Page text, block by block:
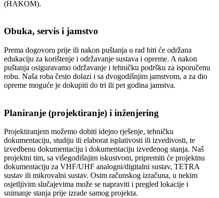
(HAKOM).
Obuka, servis i jamstvo
Prema dogovoru prije ili nakon puštanja u rad biti će održana
edukaciju za korištenje i održavanje sustava i opreme. A nakon
puštanja osiguravamo održavanje i tehničku podršku za isporučenu
robu. Naša roba često dolazi i sa dvogodišnjim jamstvom, a za dio
opreme moguće je dokupiti do tri ili pet godina jamstva.
Planiranje (projektiranje) i inženjering
Projektiranjem možemo dobiti idejno rješenje, tehničku
dokumentaciju, studiju ili elaborat isplativosti ili izvedivosti, te
izvedbenu dokumentaciju i dokumentaciju izvedenog stanja. Naš
projektni tim, sa višegodišnjim iskustvom, pripremiti će projektnu
dokumentaciju za VHF/UHF analogni/digitalni sustav, TETRA
sustav ili mikrovalni sustav. Osim računskog izračuna, u nekim
osjetljivim slučajevima može se napraviti i pregled lokacije i
snimanje stanja prije izrade samog projekta.